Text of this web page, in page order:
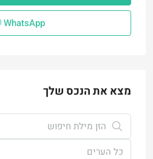
WhatsApp
מצא את הנכס שלך
כל הערים